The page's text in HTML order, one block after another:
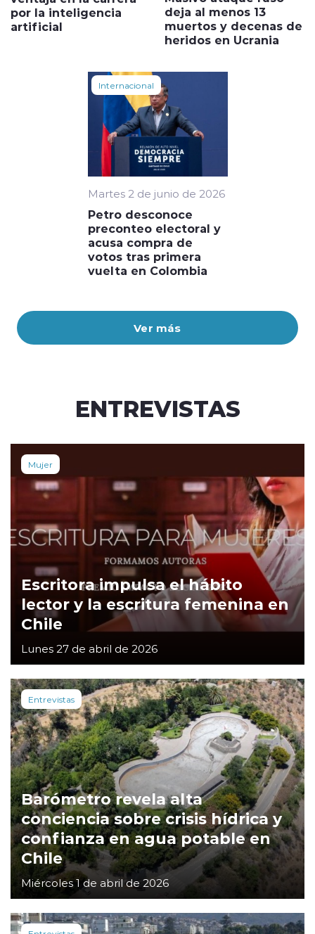
Ver más
por la inteligencia
artificial
deja al menos 13
muertos y decenas de
heridos en Ucrania
Internacional
Martes 2 de junio de 2026
Petro desconoce
preconteo electoral y
acusa compra de
votos tras primera
vuelta en Colombia
ENTREVISTAS
Mujer
Escritora impulsa el hábito
lector y la escritura femenina en
Chile
Lunes 27 de abril de 2026
Entrevistas
Barómetro revela alta
conciencia sobre crisis hídrica y
confianza en agua potable en
Chile
Miércoles 1 de abril de 2026